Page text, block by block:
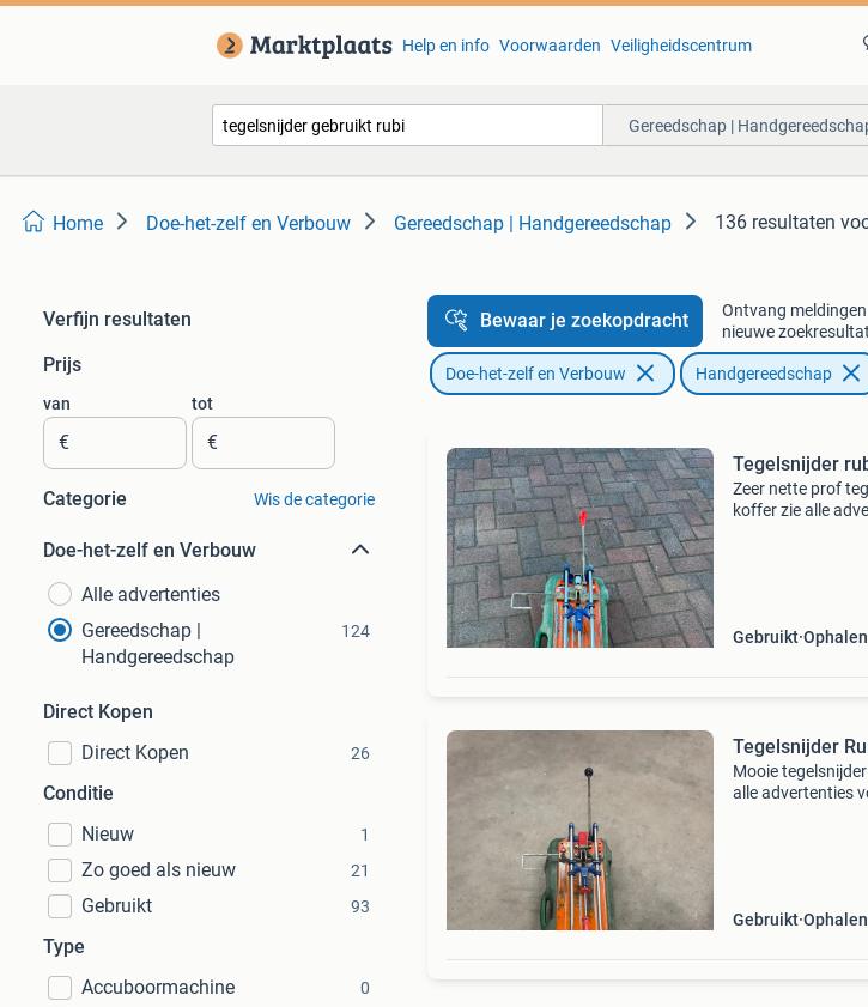
Help en info Voorwaarden Veiligheidscentrum
Gereedschap |
Home Doe-het-zelf en Verbouw Gereedschap | Handgereedschap 136 resultaten
Verfijn resultaten
Prijs
van
€
tot
€
Categorie Wis de categorie
Doe-het-zelf en Verbouw
Alle advertenties
Gereedschap |
Handgereedschap
124
Direct Kopen
Direct Kopen
26
Conditie
Nieuw
1
Zo goed als nieuw 21
Gebruikt 93
Type
Accuboormachine
0
Bewaar je zoekopdracht
Ontvang
nieuwe
Doe-het-zelf en Verbouw Handgereedschap
Tegelsnijder
Zeer nette prof
koffer zie alle
Gebruikt
Tegelsnijder
Mooie
alle advertenties
Gebruikt